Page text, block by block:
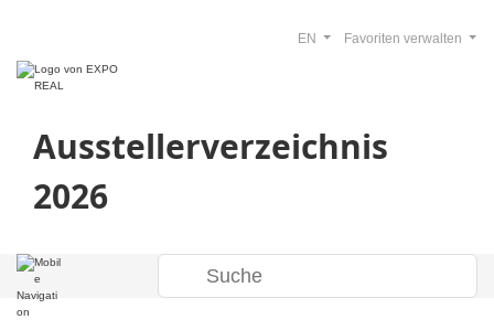
Ausstellerverzeichnis
2026
Favoriten verwalten
EN